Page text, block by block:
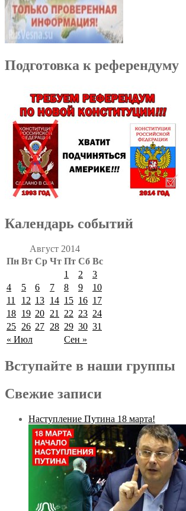
Подготовка к референдуму
Календарь событий
Август 2014
Пн Вт Ср Чт Пт Сб Вс
« Июл Сен »
1 2
3
4
5 6 7 8 9
10
11
12 13 14 15 16 17
18 19 20 21 22 23 24
25 26 27 28 29 30 31
Вступайте в наши группы
Свежие записи
Наступление Путина 18 марта!